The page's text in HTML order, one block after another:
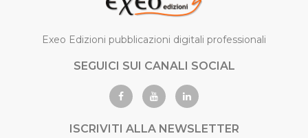
Exeo Edizioni pubblicazioni digitali professionali
SEGUICI SUI CANALI SOCIAL
ISCRIVITI ALLA NEWSLETTER